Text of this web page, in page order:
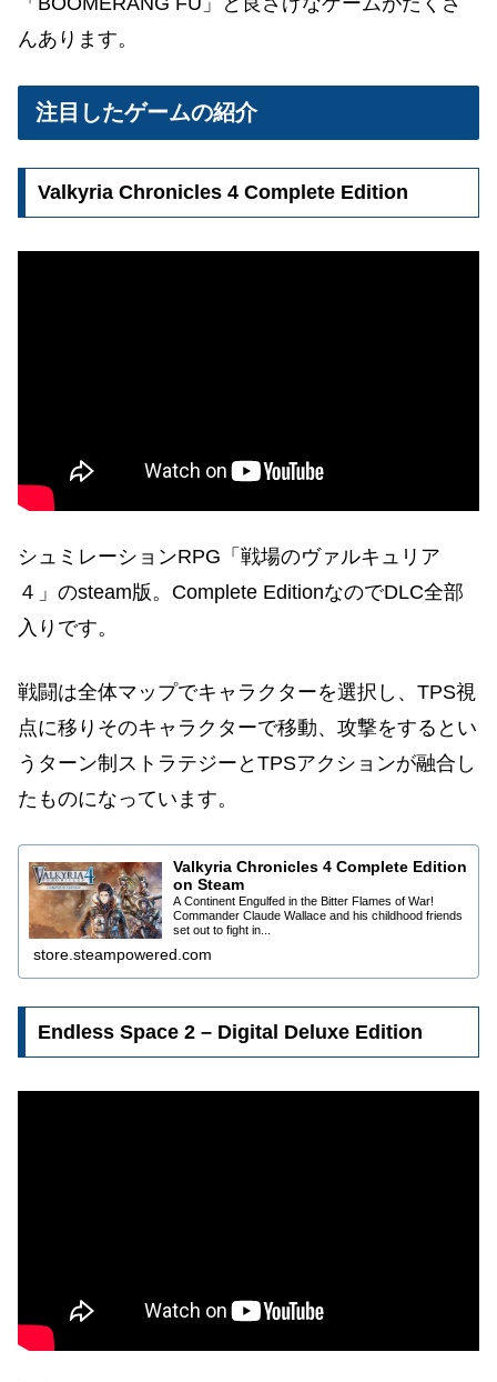
んあります。
注目したゲームの紹介
Valkyria Chronicles 4 Complete Edition
シュミレーションRPG「戦場のヴァルキュリア
４」のsteam版。Complete EditionなのでDLC全部
入りです。
戦闘は全体マップでキャラクターを選択し、TPS視
点に移りそのキャラクターで移動、攻撃をするとい
うターン制ストラテジーとTPSアクションが融合し
たものになっています。
Valkyria Chronicles 4 Complete Edition
on Steam
A Continent Engulfed in the Bitter Flames of War!
Commander Claude Wallace and his childhood friends
set out to fight in...
store.steampowered.com
Endless Space 2 – Digital Deluxe Edition